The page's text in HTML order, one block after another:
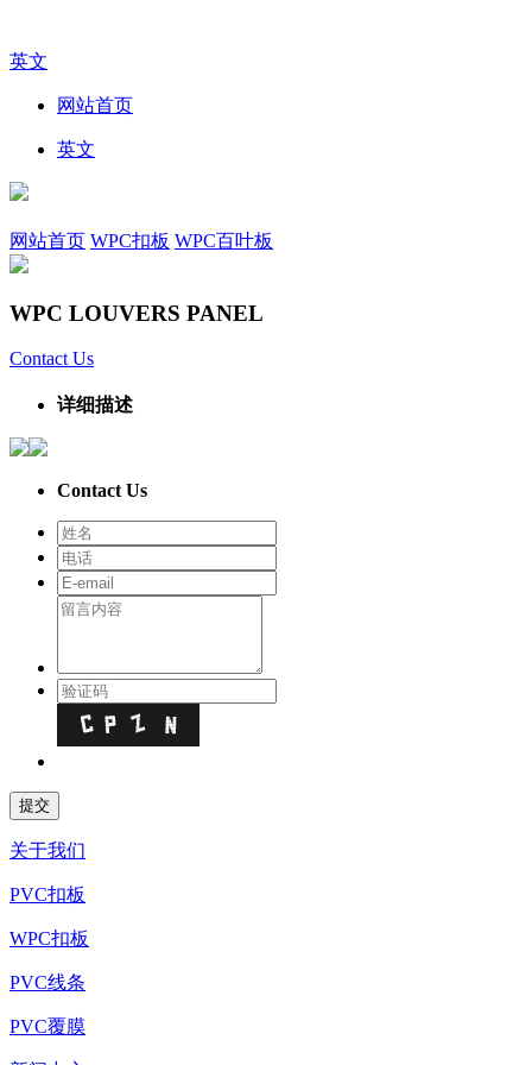
英文
网站首页
英文
网站首页 WPC扣板 WPC百叶板
WPC LOUVERS PANEL
Contact Us
详细描述
Contact Us
关于我们
PVC扣板
WPC扣板
PVC线条
PVC覆膜